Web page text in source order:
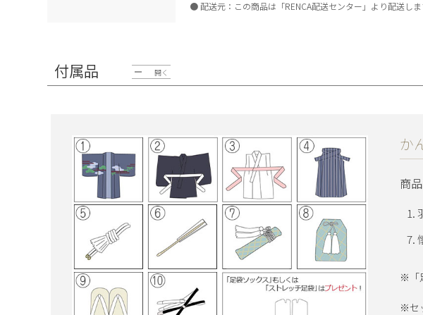
配送元：この商品は「RENCA配送センター」より配送し
付属品 開く
か
商
※「
※セ